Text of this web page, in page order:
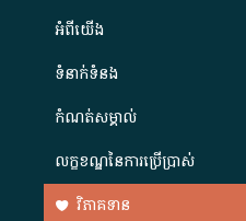
អំពី​យើង​
ទំនាក់ទំនង
កំណត់សម្គាល់
លក្ខខណ្ឌនៃការប្រើប្រាស់
វិភាគទាន